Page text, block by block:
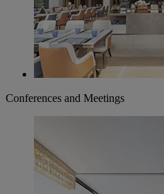
Conferences and Meetings